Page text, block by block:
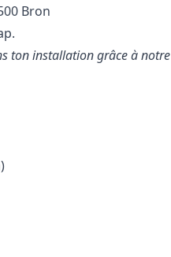
Bron
ton installation grâce à notre